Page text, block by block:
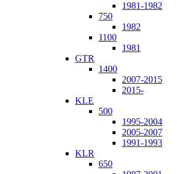
1981-1982
750
1982
1100
1981
GTR
1400
2007-2015
2015-
KLE
500
1995-2004
2005-2007
1991-1993
KLR
650